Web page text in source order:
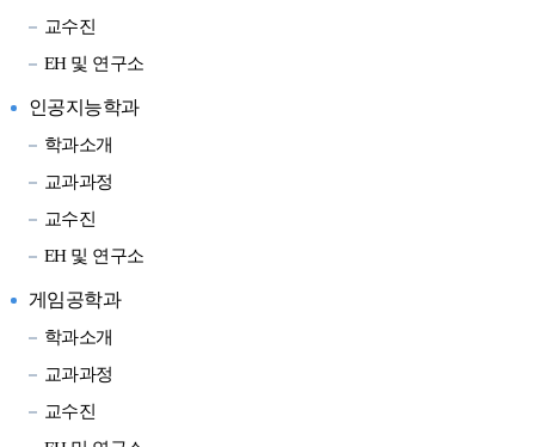
교수진
EH 및 연구소
인공지능학과
학과소개
교과과정
교수진
EH 및 연구소
게임공학과
학과소개
교과과정
교수진